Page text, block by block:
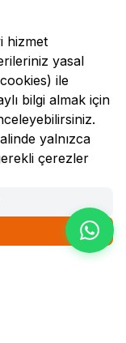
hizmet
yasal
ile
bilgi almak için
yalnızca
çerezler